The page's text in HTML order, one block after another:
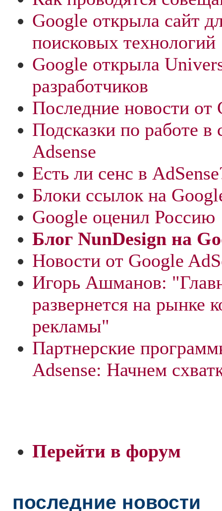
Google открыла сайт
поисковых технологий
Google открыла
разработчиков
Последние новости от
Подсказки по работе в
Adsense
Есть ли сенс в
Блоки ссылок на
Google оценил Россию
Блог NunDesign на
Новости от Google
Игорь Ашманов:
развернется на рынке
рекламы"
Партнерские
Adsense: Начнем
Перейти в форум
последние новости